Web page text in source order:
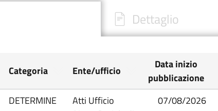
Dettaglio
Categoria Ente/ufficio
Data inizio
pubblicazione
DETERMINE
Atti Ufficio
07/08/2026